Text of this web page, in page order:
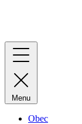
Menu
Obec